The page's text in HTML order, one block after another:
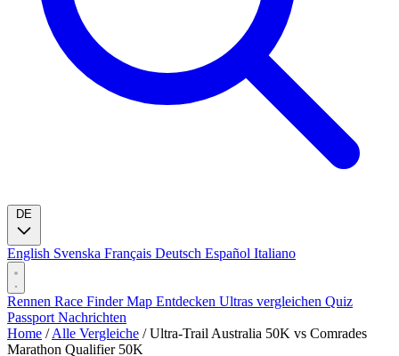
English Svenska Français Deutsch Español Italiano
Rennen Race FinderMap Entdecken Ultras vergleichen Quiz
Passport Nachrichten
Home / Alle Vergleiche / Ultra-Trail Australia 50K vs Comrades
Marathon Qualifier 50K